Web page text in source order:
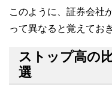
このように、証券会社
って異なると覚えてお
ストップ高の
選